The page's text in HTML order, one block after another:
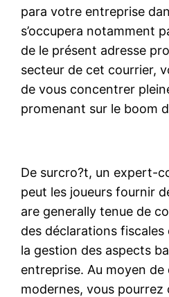
para votre entreprise
s’occupera notamment
de le présent adresse
secteur de cet courrier,
de vous concentrer
promenant sur le boom
De surcro?t, un expert-
peut les joueurs fournir
are generally tenue de
des déclarations fiscales
la gestion des aspects
entreprise. Au moyen de
modernes, vous pourrez